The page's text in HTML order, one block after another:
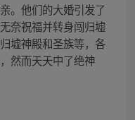
。他们的大婚引发了
奈祝福并转身闯归墟
墟神殿和圣族等，各
然而夭夭中了绝神